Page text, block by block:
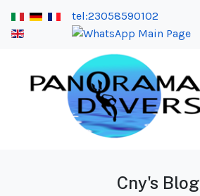
tel:23058590102
Cny's Blog